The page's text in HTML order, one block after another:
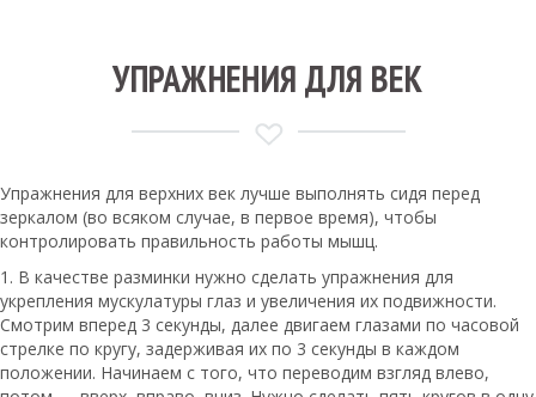
УПРАЖНЕНИЯ ДЛЯ ВЕК
Упражнения для верхних век лучше выполнять сидя перед
зеркалом (во всяком случае, в первое время), чтобы
контролировать правильность работы мышц.
1. В качестве разминки нужно сделать упражнения для
укрепления мускулатуры глаз и увеличения их подвижности.
Смотрим вперед 3 секунды, далее двигаем глазами по часовой
стрелке по кругу, задерживая их по 3 секунды в каждом
положении. Начинаем с того, что переводим взгляд влево,